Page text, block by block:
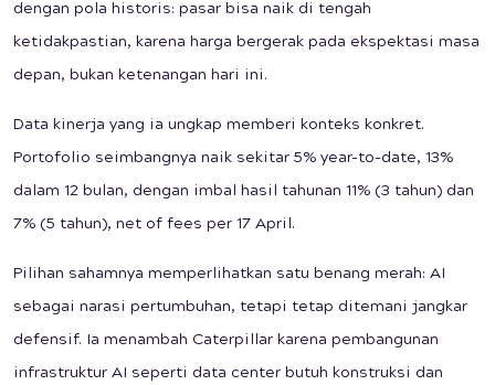
dengan pola historis: pasar bisa naik di tengah
ketidakpastian, karena harga bergerak pada ekspektasi masa
depan, bukan ketenangan hari ini.
Data kinerja yang ia ungkap memberi konteks konkret.
Portofolio seimbangnya naik sekitar 5% year-to-date, 13%
dalam 12 bulan, dengan imbal hasil tahunan 11% (3 tahun) dan
7% (5 tahun), net of fees per 17 April.
Pilihan sahamnya memperlihatkan satu benang merah: AI
sebagai narasi pertumbuhan, tetapi tetap ditemani jangkar
defensif. Ia menambah Caterpillar karena pembangunan
infrastruktur AI seperti data center butuh konstruksi dan